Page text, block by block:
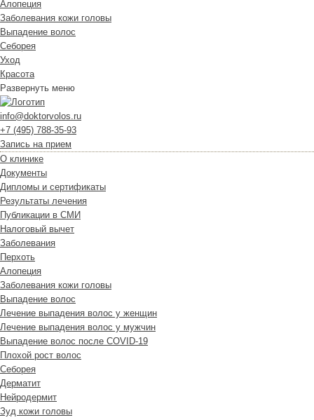
Алопеция
Заболевания кожи головы
Выпадение волос
Cеборея
Уход
Красота
Развернуть меню
info@doktorvolos.ru
+7 (495) 788-35-93
Запись на прием
О клинике
Документы
Дипломы и сертификаты
Результаты лечения
Публикации в СМИ
Налоговый вычет
Заболевания
Перхоть
Алопеция
Заболевания кожи головы
Выпадение волос
Лечение выпадения волос у женщин
Лечение выпадения волос у мужчин
Выпадение волос после COVID-19
Плохой рост волос
Cеборея
Дерматит
Нейродермит
Зуд кожи головы